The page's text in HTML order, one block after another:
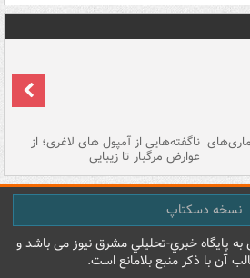
ناگفته‌هایی از آمپول های لاغری؛ از
عوارض مرگبار تا زیبایی
نسخه دسکتاپ
پایگاه خبري-تحليلي مشرق نيوز می باشد و
آن با ذکر منبع بلامانع است.